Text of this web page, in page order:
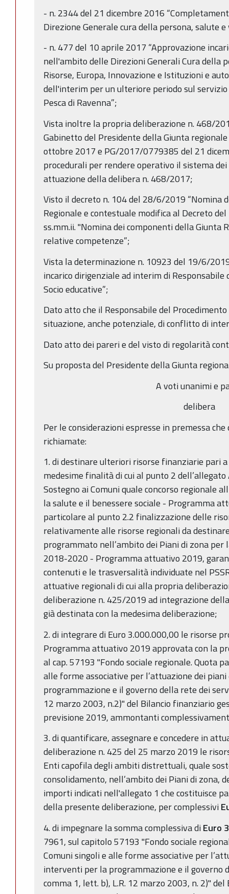
- n. 2344 del 21 dicembre 2016
Direzione Generale cura della persona, salute
- n. 477 del 10 aprile 2017 “Approvazione
nell'ambito delle Direzioni Generali Cura della
Risorse, Europa, Innovazione e Istituzioni e
dell'interim per un ulteriore periodo sul
Pesca di Ravenna”;
Vista inoltre la propria deliberazione n. 468/
Gabinetto del Presidente della Giunta
ottobre 2017 e PG/2017/0779385 del 21
procedurali per rendere operativo il sistema
attuazione della delibera n. 468/2017;
Visto il decreto n. 104 del 28/6/2019 “Nomina
Regionale e contestuale modifica al Decreto
ss.mm.ii. "Nomina dei componenti della Giunta
relative competenze”;
Vista la determinazione n. 10923 del 19/6/
incarico dirigenziale ad interim di Responsabile
Socio educative”;
Dato atto che il Responsabile del
situazione, anche potenziale, di conflitto di
Dato atto dei pareri e del visto di regolarità
Su proposta del Presidente della Giunta
A voti unanimi e
delibera
Per le considerazioni espresse in premessa
richiamate:
1. di destinare ulteriori risorse finanziarie pari a
medesime finalità di cui al punto 2 dell’allegato
Sostegno ai Comuni quale concorso regionale
la salute e il benessere sociale - Programma
particolare al punto 2.2 finalizzazione delle
relativamente alle risorse regionali da
programmato nell’ambito dei Piani di zona per
2018-2020 - Programma attuativo 2019,
contenuti e le trasversalità individuate nel
attuative regionali di cui alla propria
deliberazione n. 425/2019 ad integrazione
già destinata con la medesima deliberazione;
2. di integrare di Euro 3.000.000,00 le risorse
Programma attuativo 2019 approvata con la
al cap. 57193 "Fondo sociale regionale. Quota
alle forme associative per l’attuazione dei
programmazione e il governo della rete dei
12 marzo 2003, n.2)" del Bilancio finanziario
previsione 2019, ammontanti
3. di quantificare, assegnare e concedere in
deliberazione n. 425 del 25 marzo 2019 le
Enti capofila degli ambiti distrettuali, quale
consolidamento, nell’ambito dei Piani di zona,
importi indicati nell'allegato 1 che costituisce
della presente deliberazione, per complessivi
4. di impegnare la somma complessiva diEuro
7961, sul capitolo 57193 "Fondo sociale
Comuni singoli e alle forme associative per
interventi per la programmazione e il governo
comma 1, lett. b), L.R. 12 marzo 2003, n. 2)"